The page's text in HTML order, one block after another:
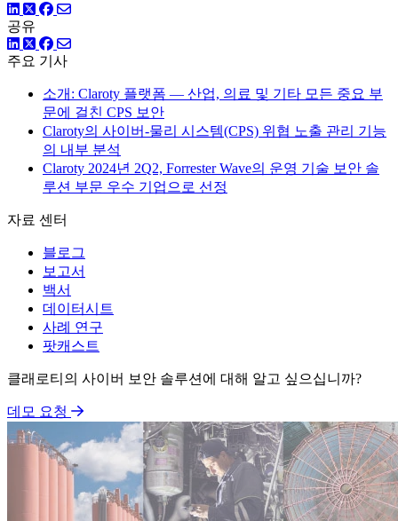
링크드인
트위터페이스북
공유
링크드인
트위터페이스북
주요 기사
소개: Claroty 플랫폼 — 산업, 의료 및 기타 모든 중요 부
문에 걸친 CPS 보안
Claroty의 사이버-물리 시스템(CPS) 위협 노출 관리 기능
의 내부 분석
Claroty 2024년 2Q2, Forrester Wave의 운영 기술 보안 솔
루션 부문 우수 기업으로 선정
자료 센터
블로그
보고서
백서
데이터시트
사례 연구
팟캐스트
클래로티의 사이버 보안 솔루션에 대해 알고 싶으십니까?
데모 요청